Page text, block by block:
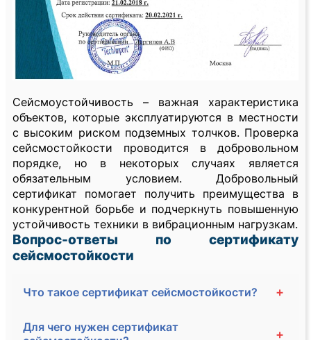
Сейсмоустойчивость – важная характеристика
объектов, которые эксплуатируются в местности
с высоким риском подземных толчков. Проверка
сейсмостойкости проводится в добровольном
порядке, но в некоторых случаях является
обязательным условием. Добровольный
сертификат помогает получить преимущества в
конкурентной борьбе и подчеркнуть повышенную
устойчивость техники в вибрационным нагрузкам.
Вопрос-ответы по сертификату
сейсмостойкости
Что такое сертификат сейсмостойкости? +
Для чего нужен сертификат
+